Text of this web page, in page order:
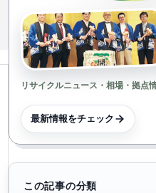
リサイクルニュース・相場・拠点
最新情報をチェック
この記事の分類